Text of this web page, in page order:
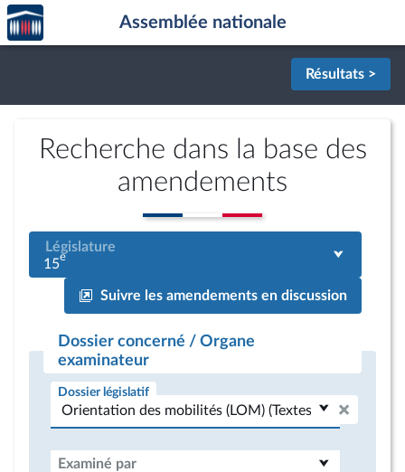
Aller au contenu
Aller en bas de la page
Accèder
à la
page
Assemblée nationale
Résultats >
Recherche dans la base des
amendements
Législature
15e
Suivre les amendements en discussion
Dossier concerné / Organe
examinateur
Dossier législatif
Examiné par